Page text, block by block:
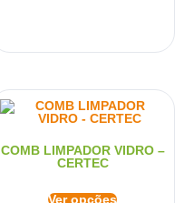
COMB LIMPADOR VIDRO –
CERTEC
Ver opções